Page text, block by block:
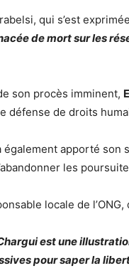
qui s’est
de mort sur les
son procès imminent,
défense de droits
apporté son
les
locale de l’ONG,
est une
pour saper la